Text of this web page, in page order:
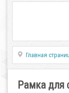
Главная
Рамка для